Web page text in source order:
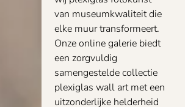
van museumkwaliteit die
elke muur transformeert.
Onze online galerie biedt
een zorgvuldig
samengestelde collectie
plexiglas wall art met een
uitzonderlijke helderheid